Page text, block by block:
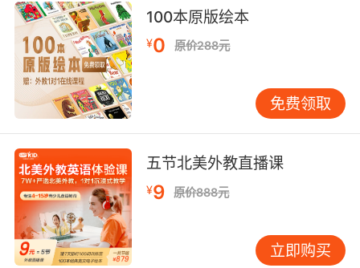
三、序数词的用法。 a.用来表示时间，例如：
2008 年2 月28 日可以表示为February 28th，
2008； b.用来表示顺序，例如：He is always
the first one to clean the school.他总是第一个
到学校打扫卫生； c.用来表示楼层例如：He
lives alone on the fifteenth floor.他独自住在第
十五楼。
四、句法功能。 序数词在句中可作主语、宾语、
定语、表语、同位语与状语。 1）The eleventh
is better than the twelfth. 第十一个比第十二个
要好。（作主语） 2）She chose the
100本原版绘本
¥0 原价288元
免费领取
五节北美外教直播课
¥9 原价888元
立即购买